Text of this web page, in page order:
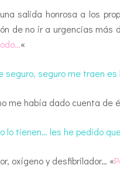
salida honrosa a los
de no ir a urgencias más
«
seguro, seguro me traen
me había dado cuenta de
lo tienen… les he pedido
oxígeno y desfibrilador… «